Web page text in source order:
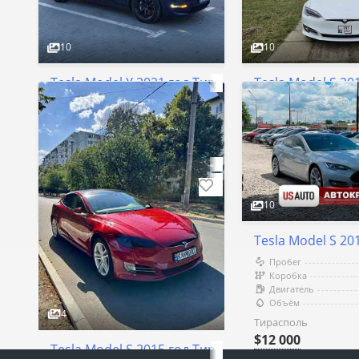
10
Tesla Model Y 2021 год Тирасполь
Пробег
150000 км
Коробка
Двигатель
Электро
Объём
Тирасполь
$21 500
10
Tesla Model S
Пробег
Коробка
Двигатель
Объём
Тирасполь
17 000 €
4
Tesla Model S 2015 год Тирасполь
10
Tesla Model S
Пробег
Коробка
Двигатель
Объём
Тирасполь
$12 000